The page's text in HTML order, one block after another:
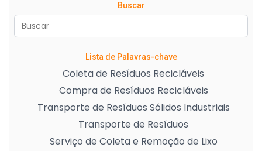
Buscar
Lista de Palavras-chave
Coleta de Resíduos Recicláveis
Compra de Resíduos Recicláveis
Transporte de Resíduos Sólidos Industriais
Transporte de Resíduos
Serviço de Coleta e Remoção de Lixo